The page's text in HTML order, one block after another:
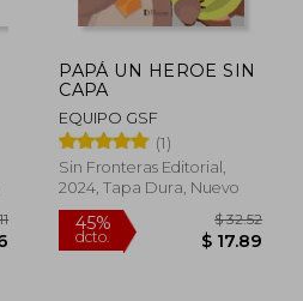
PAPÁ UN HEROE SIN
CAPA
EQUIPO GSF
(1)
Sin Fronteras Editorial,
2024, Tapa Dura, Nuevo